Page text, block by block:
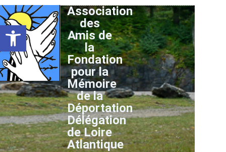
Ouvrir la barre d’outils
Association
des
Amis de
la
Fondation
pour la
Mémoire
de la
Déportation
Délégation
de Loire
Atlantique